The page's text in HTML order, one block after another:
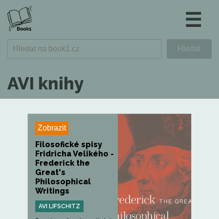
☰
AVI knihy
Zobrazit
Filosofické spisy
Fridricha Velikého -
Frederick the
Great's
Philosophical
Writings
AVI LIFSCHITZ